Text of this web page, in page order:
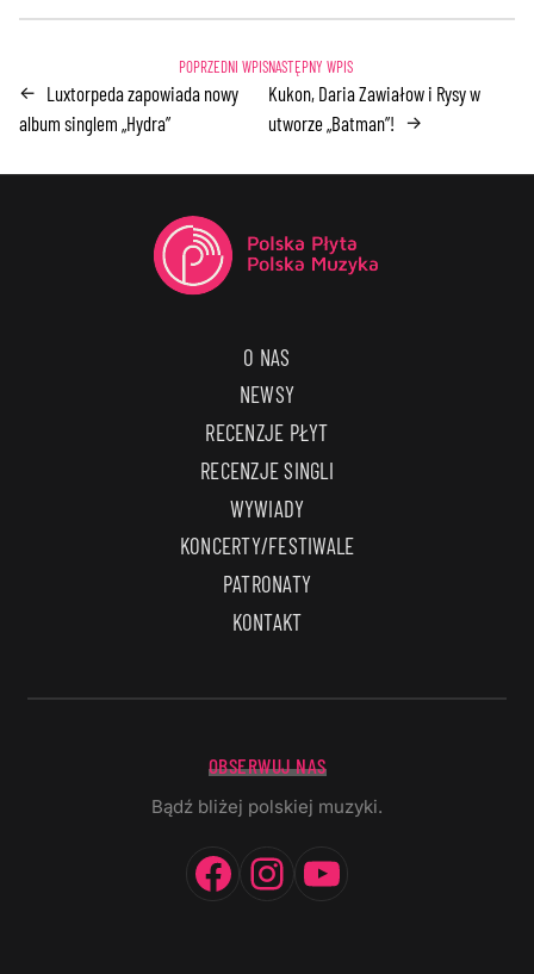
← Luxtorpeda zapowiada nowy
album singlem „Hydra”
Kukon, Daria Zawiałow i Rysy w
utworze „Batman”! →
O NAS
NEWSY
RECENZJE PŁYT
RECENZJE SINGLI
WYWIADY
KONCERTY/FESTIWALE
PATRONATY
KONTAKT
OBSERWUJ NAS
Bądź bliżej polskiej muzyki.
Facebook
Instagram